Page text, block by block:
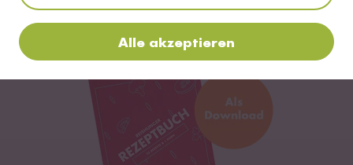
Alle akzeptieren